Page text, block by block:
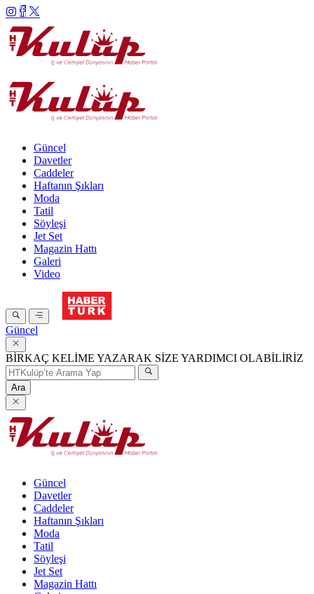
Güncel
Davetler
Caddeler
Haftanın Şıkları
Moda
Tatil
Söyleşi
Jet Set
Magazin Hattı
Galeri
Video
Güncel
BİRKAÇ KELİME YAZARAK SİZE YARDIMCI OLABİLİRİZ
Ara
Güncel
Davetler
Caddeler
Haftanın Şıkları
Moda
Tatil
Söyleşi
Jet Set
Magazin Hattı